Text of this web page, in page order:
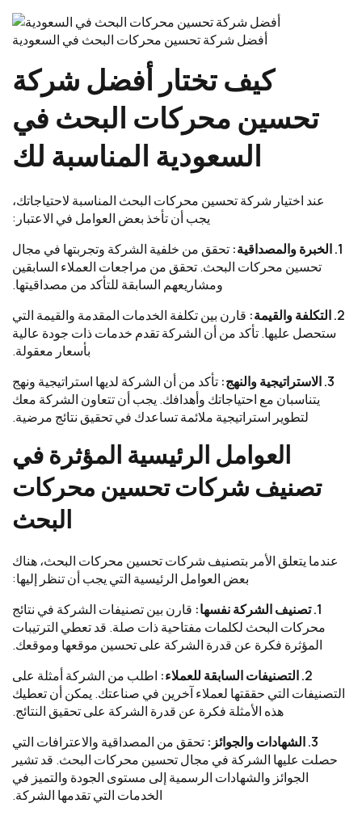
أفضل شركة تحسين محركات البحث في السعودية
كيف تختار أفضل شركة
تحسين محركات البحث في
السعودية المناسبة لك
عند اختيار شركة تحسين محركات البحث المناسبة لاحتياجاتك،
يجب أن تأخذ بعض العوامل في الاعتبار:
1. الخبرة والمصداقية:
تحقق من خلفية الشركة وتجربتها في مجال
تحسين محركات البحث. تحقق من مراجعات العملاء السابقين
ومشاريعهم السابقة للتأكد من مصداقيتها.
2. التكلفة والقيمة:
قارن بين تكلفة الخدمات المقدمة والقيمة التي
ستحصل عليها. تأكد من أن الشركة تقدم خدمات ذات جودة عالية
بأسعار معقولة.
3. الاستراتيجية والنهج:
تأكد من أن الشركة لديها استراتيجية ونهج
يتناسبان مع احتياجاتك وأهدافك. يجب أن تتعاون الشركة معك
لتطوير استراتيجية ملائمة تساعدك في تحقيق نتائج مرضية.
العوامل الرئيسية المؤثرة في
تصنيف شركات تحسين محركات
البحث
عندما يتعلق الأمر بتصنيف شركات تحسين محركات البحث، هناك
بعض العوامل الرئيسية التي يجب أن تنظر إليها:
1. تصنيف الشركة نفسها:
قارن بين تصنيفات الشركة في نتائج
محركات البحث لكلمات مفتاحية ذات صلة. قد تعطي الترتيبات
المؤثرة فكرة عن قدرة الشركة على تحسين موقعها وموقعك.
2. التصنيفات السابقة للعملاء:
اطلب من الشركة أمثلة على
التصنيفات التي حققتها لعملاء آخرين في صناعتك. يمكن أن تعطيك
هذه الأمثلة فكرة عن قدرة الشركة على تحقيق النتائج.
3. الشهادات والجوائز:
تحقق من المصداقية والاعترافات التي
حصلت عليها الشركة في مجال تحسين محركات البحث. قد تشير
الجوائز والشهادات الرسمية إلى مستوى الجودة والتميز في
الخدمات التي تقدمها الشركة.